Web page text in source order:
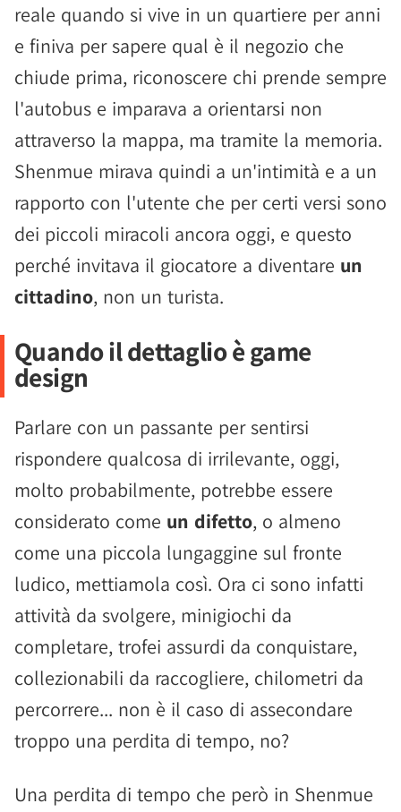
reale quando si vive in un quartiere per anni
e finiva per sapere qual è il negozio che
chiude prima, riconoscere chi prende sempre
l'autobus e imparava a orientarsi non
attraverso la mappa, ma tramite la memoria.
Shenmue mirava quindi a un'intimità e a un
rapporto con l'utente che per certi versi sono
dei piccoli miracoli ancora oggi, e questo
perché invitava il giocatore a diventare un
cittadino, non un turista.
Quando il dettaglio è game
design
Parlare con un passante per sentirsi
rispondere qualcosa di irrilevante, oggi,
molto probabilmente, potrebbe essere
considerato come un difetto, o almeno
come una piccola lungaggine sul fronte
ludico, mettiamola così. Ora ci sono infatti
attività da svolgere, minigiochi da
completare, trofei assurdi da conquistare,
collezionabili da raccogliere, chilometri da
percorrere... non è il caso di assecondare
troppo una perdita di tempo, no?
Una perdita di tempo che però in Shenmue